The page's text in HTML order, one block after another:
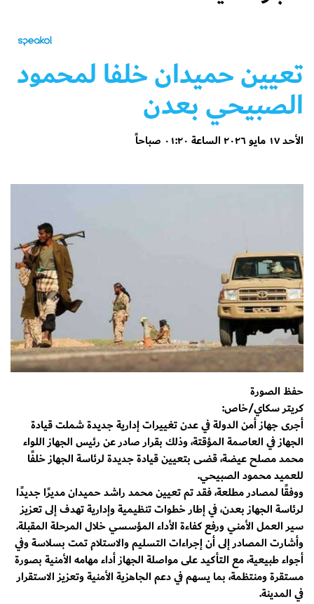
تعيين حميدان خلفا لمحمود
الصبيحي بعدن
الأحد ١٧ مايو ٢٠٢٦ الساعة ٠١:٢٠ صباحاً
حفظ الصورة
كريتر سكاي/خاص:
أجرى جهاز أمن الدولة في عدن تغييرات إدارية جديدة شملت قيادة
الجهاز في العاصمة المؤقتة، وذلك بقرار صادر عن رئيس الجهاز اللواء
محمد مصلح عيضة، قضى بتعيين قيادة جديدة لرئاسة الجهاز خلفًا
للعميد محمود الصبيحي.
ووفقًا لمصادر مطلعة، فقد تم تعيين محمد راشد حميدان مديرًا جديدًا
لرئاسة الجهاز بعدن، في إطار خطوات تنظيمية وإدارية تهدف إلى تعزيز
سير العمل الأمني ورفع كفاءة الأداء المؤسسي خلال المرحلة المقبلة.
وأشارت المصادر إلى أن إجراءات التسليم والاستلام تمت بسلاسة وفي
أجواء طبيعية، مع التأكيد على مواصلة الجهاز أداء مهامه الأمنية بصورة
مستقرة ومنتظمة، بما يسهم في دعم الجاهزية الأمنية وتعزيز الاستقرار
في المدينة.